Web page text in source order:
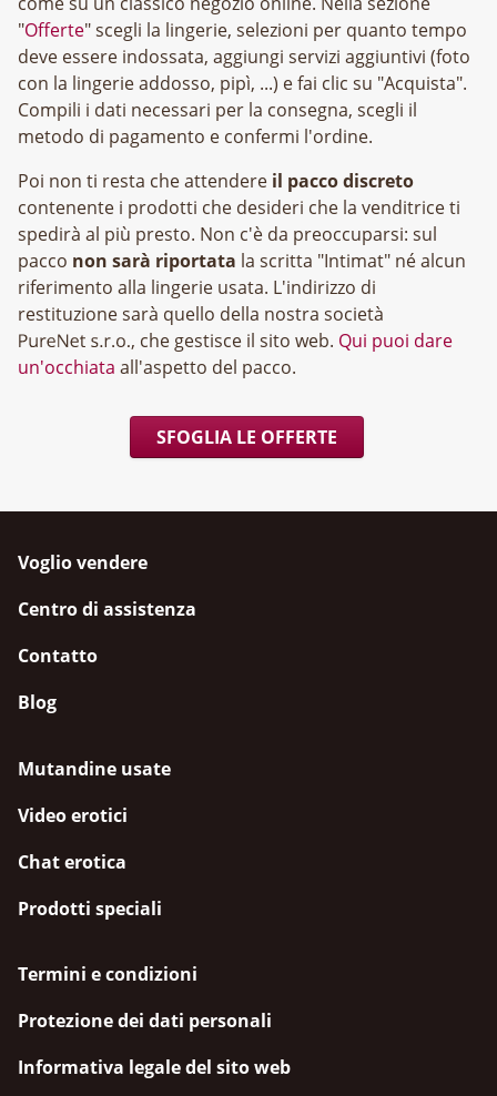
"Offerte" scegli la lingerie, selezioni per quanto tempo
deve essere indossata, aggiungi servizi aggiuntivi (foto
con la lingerie addosso, pipì, ...) e fai clic su "Acquista".
Compili i dati necessari per la consegna, scegli il
metodo di pagamento e confermi l'ordine.
Poi non ti resta che attendere il pacco discreto
contenente i prodotti che desideri che la venditrice ti
spedirà al più presto. Non c'è da preoccuparsi: sul
pacco non sarà riportata la scritta "Intimat" né alcun
riferimento alla lingerie usata. L'indirizzo di
restituzione sarà quello della nostra società
, che gestisce il sito web. Qui puoi dare
un'occhiata all'aspetto del pacco.
SFOGLIA LE OFFERTE
Voglio vendere
Centro di assistenza
Contatto
Blog
Mutandine usate
Video erotici
Chat erotica
Prodotti speciali
Termini e condizioni
Protezione dei dati personali
Informativa legale del sito web